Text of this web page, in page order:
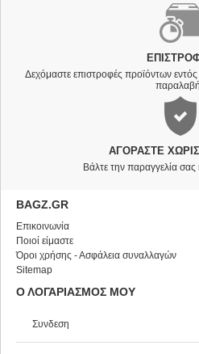
Δεχόμαστε επιστροφές προϊόντων
ΑΓΟΡΆΣΤΕ
Βάλτε την παραγγελία
BAGZ.GR
Επικοινωνία
Ποιοί είμαστε
Όροι χρήσης - Ασφάλεια συναλλαγών
Sitemap
Ο ΛΟΓΑΡΙΑΣΜΟΣ ΜΟΥ
Συνδεση